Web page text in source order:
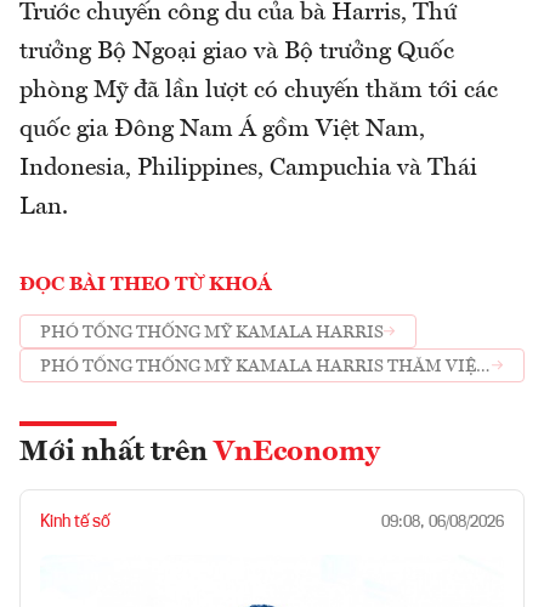
Trước chuyến công du của bà Harris, Thứ
trưởng Bộ Ngoại giao và Bộ trưởng Quốc
phòng Mỹ đã lần lượt có chuyến thăm tới các
quốc gia Đông Nam Á gồm Việt Nam,
Indonesia, Philippines, Campuchia và Thái
Lan.
ĐỌC BÀI THEO TỪ KHOÁ
PHÓ TỔNG THỐNG MỸ KAMALA HARRIS
PHÓ TỔNG THỐNG MỸ KAMALA HARRIS THĂM VIỆT
Mới nhất trên VnEconomy
Kinh tế số 09:08, 06/08/2026